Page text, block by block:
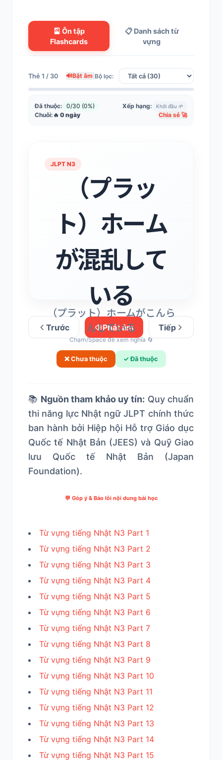
🎴 Ôn tập
Flashcards
📋 Danh sách từ
vựng
Thẻ 1 / 30 🔊Bật âm Bộ lọc:
Đã thuộc: 0/30 (0%) Xếp hạng: Khởi đầu 🌱
Chuỗi: 🔥 0 ngày Chia sẻ 🚀
JLPT N3
（プラッ
ト）ホーム
が混乱して
いる
（プラット）ホームがこんら
んしている
Chạm/Space để xem nghĩa 🔄
Tắc nghẽn ở chỗ
Từ [ （プラット）ホームが混乱している ]
mang ý nghĩa: Tắc nghẽn ở chỗ lên tàu.
Hãy chú ý cách viết Hán tự và ghép âm
đọc.
Trước Phát âm Tiếp
❌ Chưa thuộc ✓ Đã thuộc
📚 Nguồn tham khảo uy tín: Quy chuẩn
thi năng lực Nhật ngữ JLPT chính thức
ban hành bởi Hiệp hội Hỗ trợ Giáo dục
Quốc tế Nhật Bản (JEES) và Quỹ Giao
lưu Quốc tế Nhật Bản (Japan
Foundation).
💬 Góp ý & Báo lỗi nội dung bài học
Từ vựng tiếng Nhật N3 Part 1
Từ vựng tiếng Nhật N3 Part 2
Từ vựng tiếng Nhật N3 Part 3
Từ vựng tiếng Nhật N3 Part 4
Từ vựng tiếng Nhật N3 Part 5
Từ vựng tiếng Nhật N3 Part 6
Từ vựng tiếng Nhật N3 Part 7
Từ vựng tiếng Nhật N3 Part 8
Từ vựng tiếng Nhật N3 Part 9
Từ vựng tiếng Nhật N3 Part 10
Từ vựng tiếng Nhật N3 Part 11
Từ vựng tiếng Nhật N3 Part 12
Từ vựng tiếng Nhật N3 Part 13
Từ vựng tiếng Nhật N3 Part 14
Từ vựng tiếng Nhật N3 Part 15